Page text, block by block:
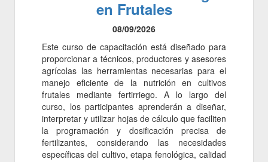
en Frutales
08/09/2026
Este curso de capacitación está diseñado para
proporcionar a técnicos, productores y asesores
agrícolas las herramientas necesarias para el
manejo eficiente de la nutrición en cultivos
frutales mediante fertirriego. A lo largo del
curso, los participantes aprenderán a diseñar,
interpretar y utilizar hojas de cálculo que faciliten
la programación y dosificación precisa de
fertilizantes, considerando las necesidades
específicas del cultivo, etapa fenológica, calidad